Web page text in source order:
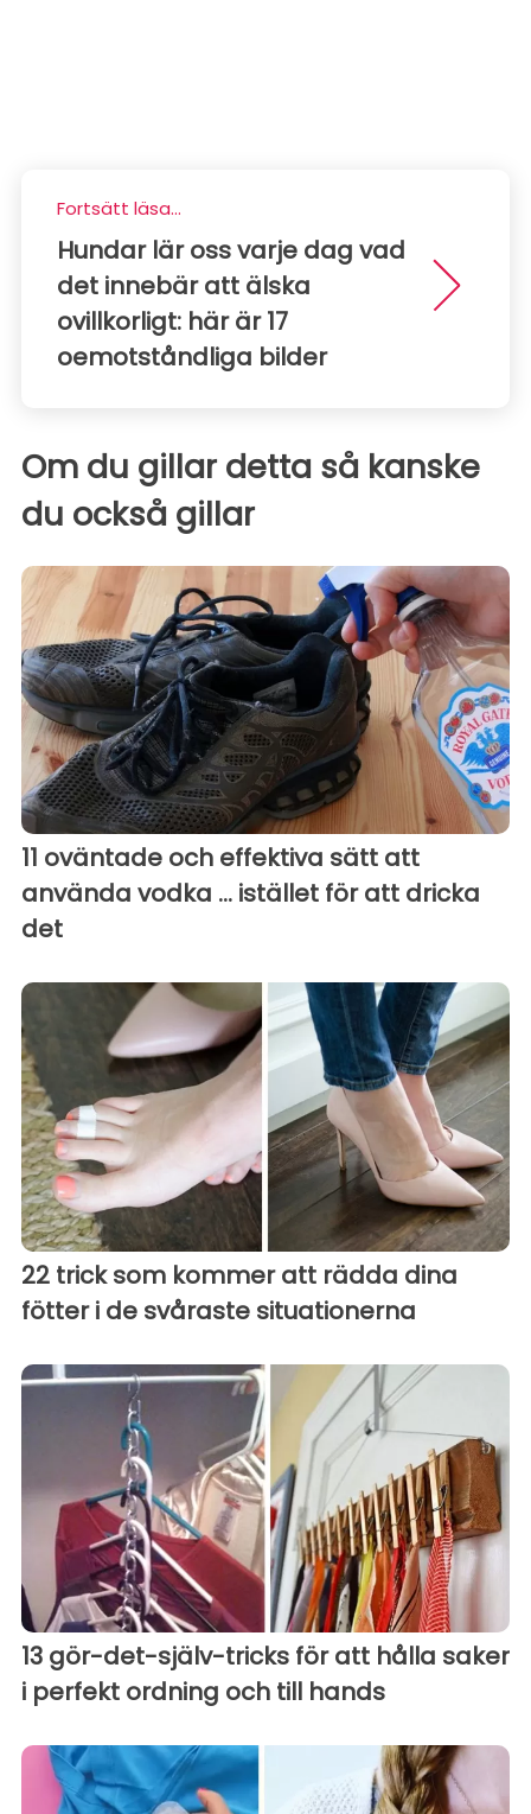
Fortsätt läsa...
Hundar lär oss varje dag vad
det innebär att älska
ovillkorligt: ​​här är 17
oemotståndliga bilder
Om du gillar detta så kanske
du också gillar
11 oväntade och effektiva sätt att
använda vodka ... istället för att dricka
det
22 trick som kommer att rädda dina
fötter i de svåraste situationerna
13 gör-det-själv-tricks för att hålla saker
i perfekt ordning och till hands